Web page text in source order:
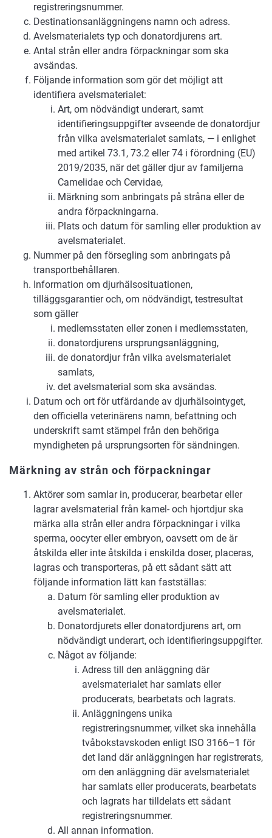
registreringsnummer.
Destinationsanläggningens namn och adress.
Avelsmaterialets typ och donatordjurens art.
Antal strån eller andra förpackningar som ska
avsändas.
Följande information som gör det möjligt att
identifiera avelsmaterialet:
Art, om nödvändigt underart, samt
identifieringsuppgifter avseende de donatordjur
från vilka avelsmaterialet samlats, — i enlighet
med artikel 73.1, 73.2 eller 74 i förordning (EU)
2019/2035, när det gäller djur av familjerna
Camelidae och Cervidae,
Märkning som anbringats på stråna eller de
andra förpackningarna.
Plats och datum för samling eller produktion av
avelsmaterialet.
Nummer på den försegling som anbringats på
transportbehållaren.
Information om djurhälsosituationen,
tilläggsgarantier och, om nödvändigt, testresultat
som gäller
medlemsstaten eller zonen i medlemsstaten,
donatordjurens ursprungsanläggning,
de donatordjur från vilka avelsmaterialet
samlats,
det avelsmaterial som ska avsändas.
Datum och ort för utfärdande av djurhälsointyget,
den officiella veterinärens namn, befattning och
underskrift samt stämpel från den behöriga
myndigheten på ursprungsorten för sändningen.
Märkning av strån och förpackningar
Aktörer som samlar in, producerar, bearbetar eller
lagrar avelsmaterial från kamel- och hjortdjur ska
märka alla strån eller andra förpackningar i vilka
sperma, oocyter eller embryon, oavsett om de är
åtskilda eller inte åtskilda i enskilda doser, placeras,
lagras och transporteras, på ett sådant sätt att
följande information lätt kan fastställas:
Datum för samling eller produktion av
avelsmaterialet.
Donatordjurets eller donatordjurens art, om
nödvändigt underart, och identifieringsuppgifter.
Något av följande:
Adress till den anläggning där
avelsmaterialet har samlats eller
producerats, bearbetats och lagrats.
Anläggningens unika
registreringsnummer, vilket ska innehålla
tvåbokstavskoden enligt ISO 3166–1 för
det land där anläggningen har registrerats,
om den anläggning där avelsmaterialet
har samlats eller producerats, bearbetats
och lagrats har tilldelats ett sådant
registreringsnummer.
All annan information.